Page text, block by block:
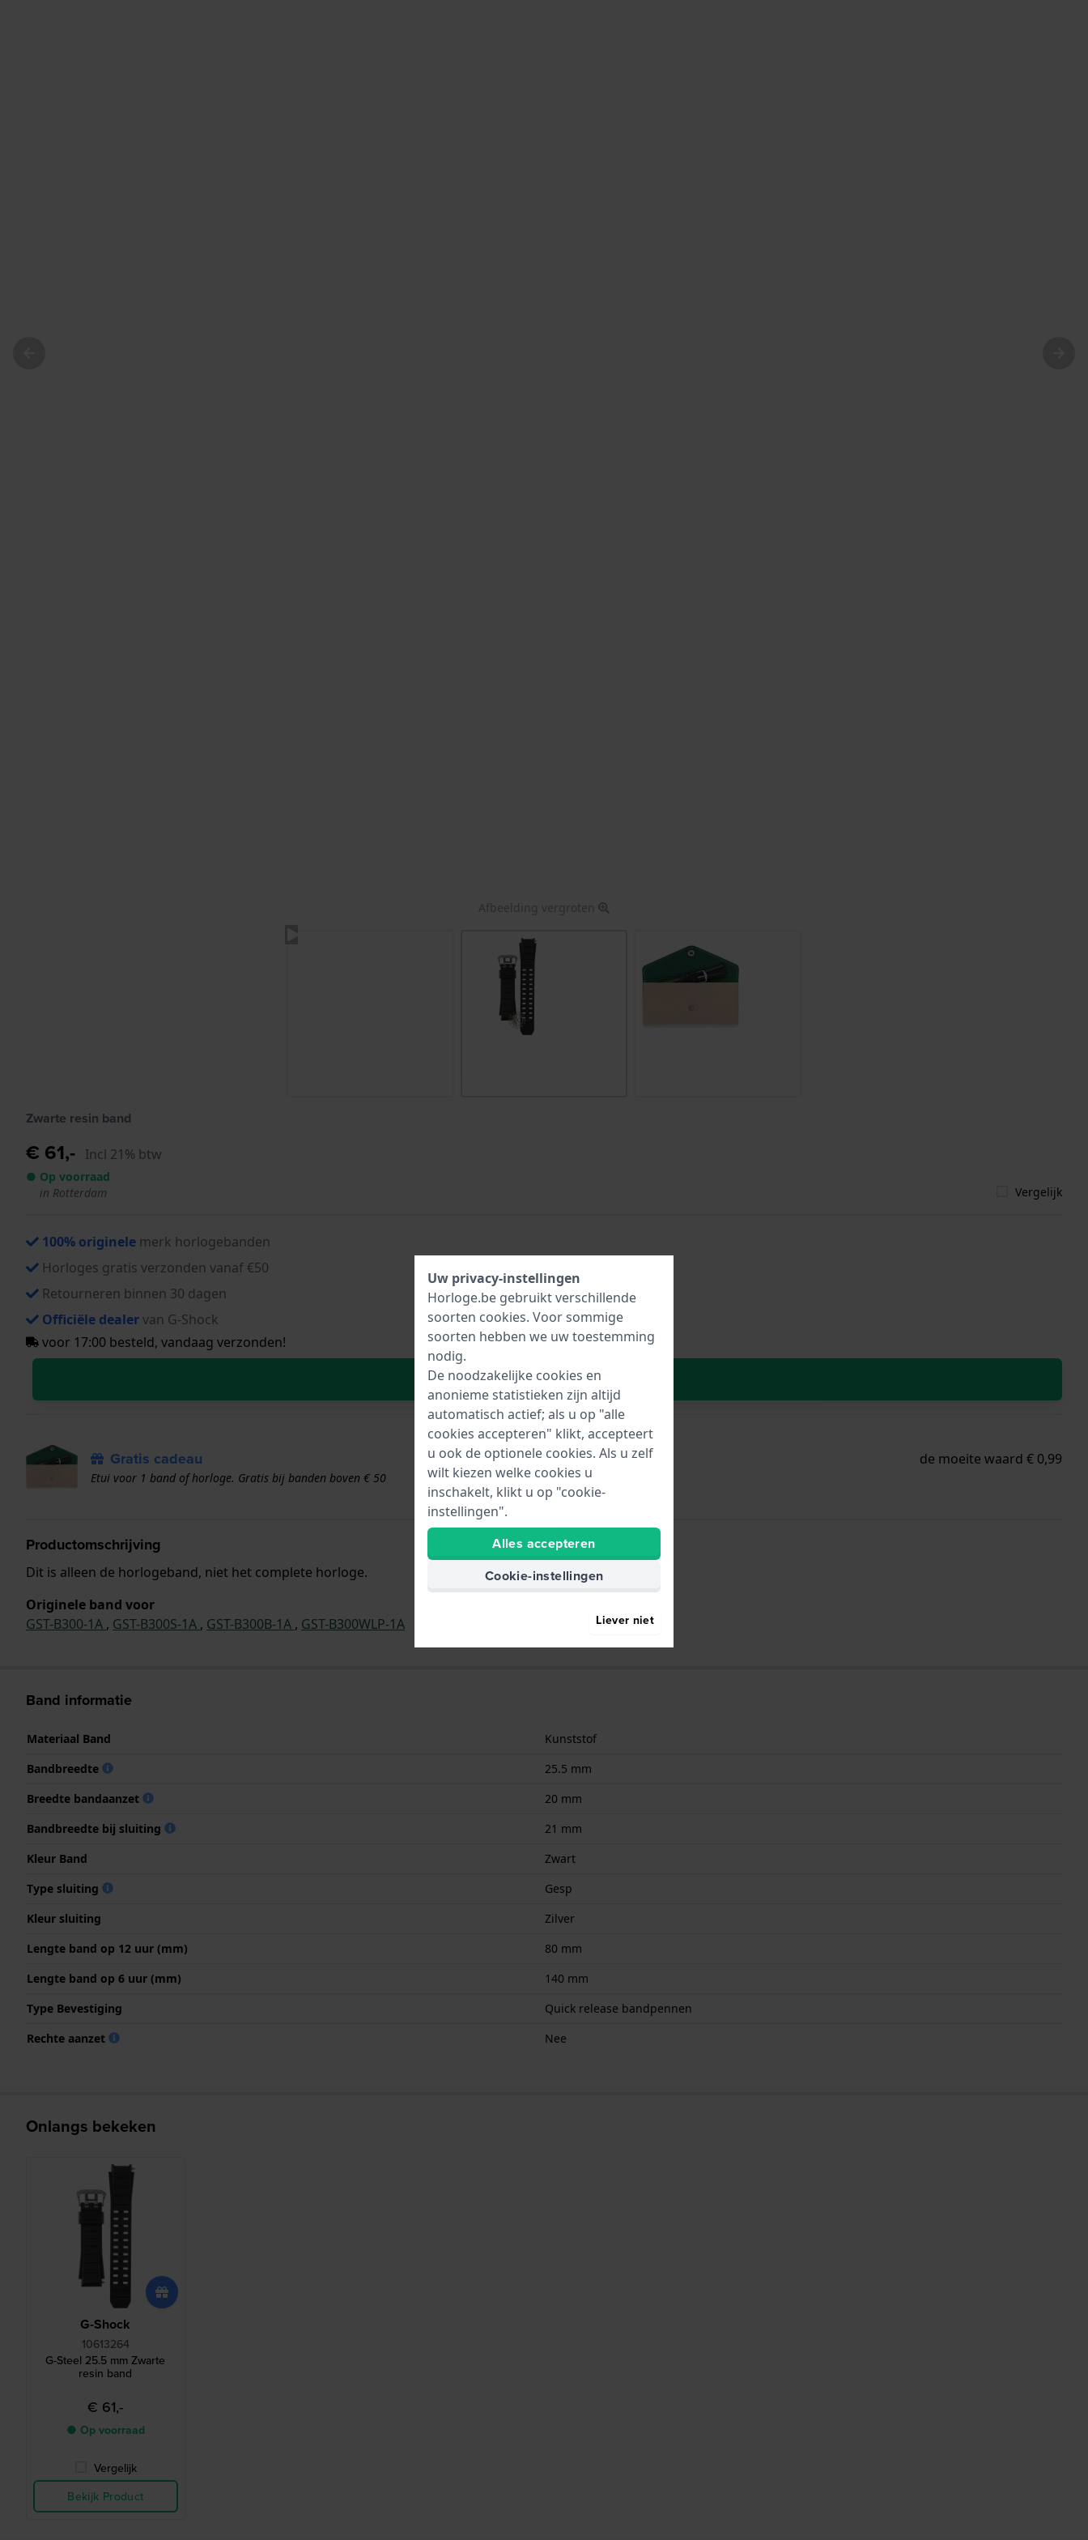
Afbeelding vergroten
Zwarte resin band
€ 61,- Incl 21% btw
● Op voorraad
in Rotterdam
Vergelijk
100% originele merk horlogebanden
Horloges gratis verzonden vanaf €50
Retourneren binnen 30 dagen
Officiële dealervan G-Shock
voor 17:00 besteld, vandaag verzonden!
In Winkelwagen
Gratis cadeau de moeite waard € 0,99
Etui voor 1 band of horloge. Gratis bij banden boven € 50
Productomschrijving
Dit is alleen de horlogeband, niet het complete horloge.
Originele band voor
GST-B300-1A , GST-B300S-1A , GST-B300B-1A , GST-B300WLP-1A
Band informatie
Materiaal Band
Kunststof
Bandbreedte
25.5 mm
Breedte bandaanzet
20 mm
Bandbreedte bij sluiting
21 mm
Kleur Band
Zwart
Type sluiting
Gesp
Kleur sluiting
Zilver
Lengte band op 12 uur (mm)
80 mm
Lengte band op 6 uur (mm)
140 mm
Type Bevestiging
Quick release bandpennen
Rechte aanzet
Nee
Onlangs bekeken
G-Shock
10613264
G-Steel 25.5 mm Zwarte
resin band
€ 61,-
● Op voorraad
Vergelijk
Bekijk Product
Uw privacy-instellingen
Horloge.be gebruikt verschillende
soorten cookies. Voor sommige
soorten hebben we uw toestemming
nodig.
De noodzakelijke cookies en
anonieme statistieken zijn altijd
automatisch actief; als u op "alle
cookies accepteren" klikt, accepteert
u ook de optionele cookies. Als u zelf
wilt kiezen welke cookies u
inschakelt, klikt u op "cookie-
instellingen".
Alles accepteren
Cookie-instellingen
Liever niet